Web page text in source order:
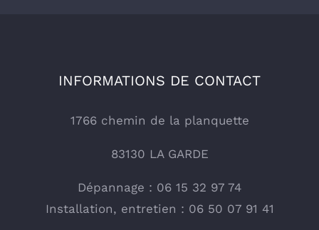
INFORMATIONS DE CONTACT
1766 chemin de la planquette
83130 LA GARDE
Dépannage : 06 15 32 97 74
Installation, entretien : 06 50 07 91 41